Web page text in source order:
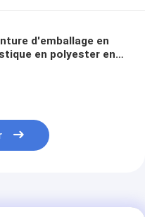
d'emballage en
en polyester en